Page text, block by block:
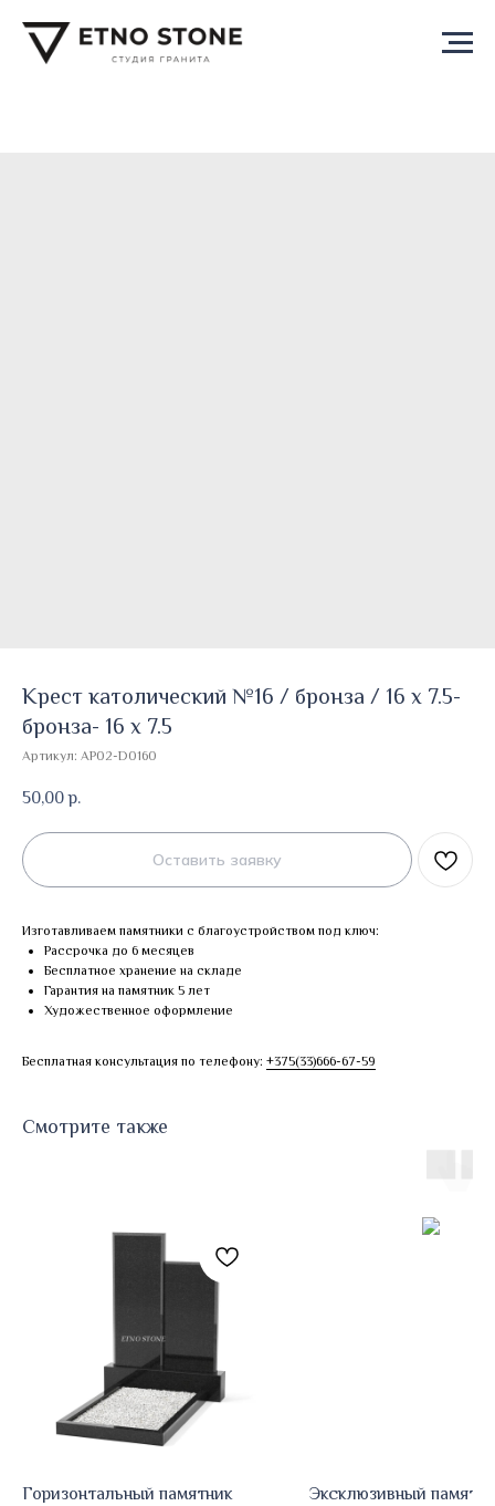
Крест католический №16 / бронза / 16 х 7.5-
бронза- 16 х 7.5
Артикул: AP02-D0160
50,00 р.
Оставить заявку
Изготавливаем памятники с благоустройством под ключ:
Рассрочка до 6 месяцев
Бесплатное хранение на складе
Гарантия на памятник 5 лет
Художественное оформление
Бесплатная консультация по телефону: +375(33)666-67-59
Смотрите также
Горизонтальный памятник
Эксклюзивный